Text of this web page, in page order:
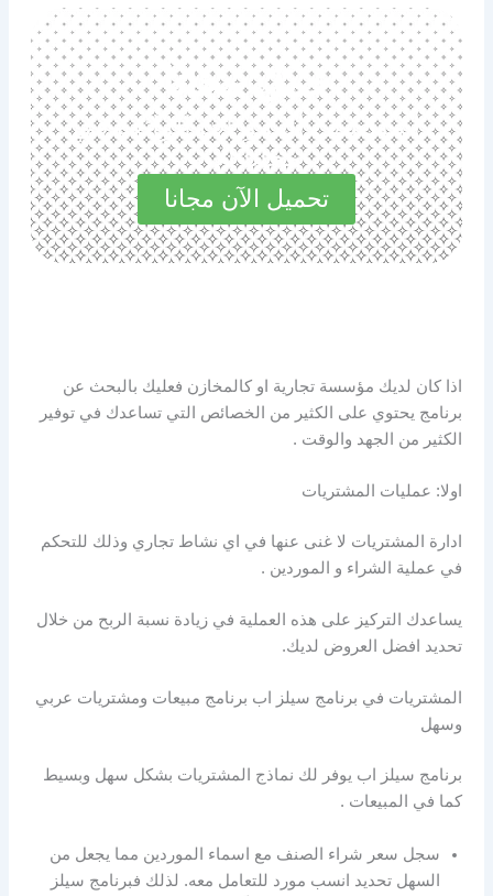
حمل مجانا
استكشف المميزات الرائعة في
مجاناً الآن
تحميل الآن مجانا
اذا كان لديك مؤسسة تجارية او كالمخازن فعليك بالبحث عن
برنامج يحتوي على الكثير من الخصائص التي تساعدك في توفير
الكثير من الجهد والوقت .
اولا: عمليات المشتريات
ادارة المشتريات لا غنى عنها في اي نشاط تجاري وذلك للتحكم
في عملية الشراء و الموردين .
يساعدك التركيز على هذه العملية في زيادة نسبة الربح من خلال
تحديد افضل العروض لديك.
المشتريات في برنامج سيلز اب برنامج مبيعات ومشتريات عربي
وسهل
برنامج سيلز اب يوفر لك نماذج المشتريات بشكل سهل وبسيط
كما في المبيعات .
سجل سعر شراء الصنف مع اسماء الموردين مما يجعل من
السهل تحديد انسب مورد للتعامل معه. لذلك فبرنامج سيلز